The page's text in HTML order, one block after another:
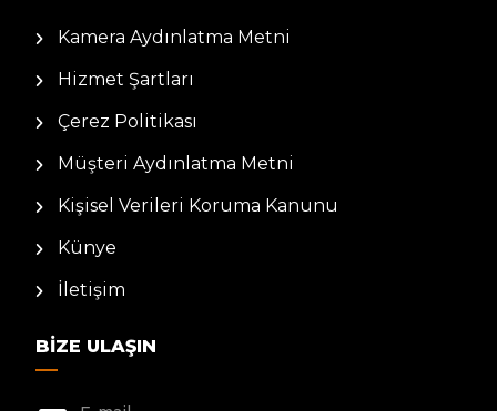
Kamera Aydınlatma Metni
Hizmet Şartları
Çerez Politikası
Müşteri Aydınlatma Metni
Kişisel Verileri Koruma Kanunu
Künye
İletişim
BIZE ULAŞIN